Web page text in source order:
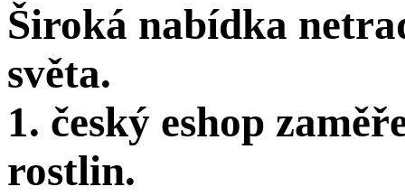
Široká nabídka
světa.
1. český eshop
rostlin.